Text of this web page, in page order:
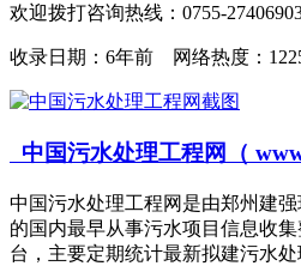
欢迎拨打咨询热线：0755-
收录日期： 6年前 网络热度：
中国污水处理工程网（
中国污水处理工程网是由郑州建
的国内最早从事污水项目信息收
台，主要定期统计最新拟建污水